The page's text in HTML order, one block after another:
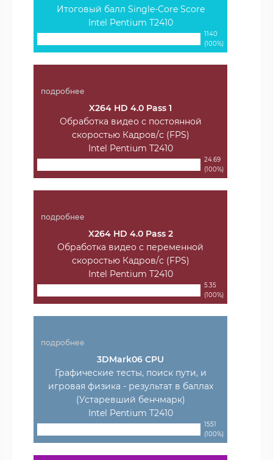
Итоговый балл Single-Core Score
Intel Pentium T2410
1140
(100%)
подробнее
X264 HD 4.0 Pass 1
Обработка видео с постоянной
скоростью Кадров/с (FPS)
Intel Pentium T2410
24.69
(100%)
подробнее
X264 HD 4.0 Pass 2
Обработка видео с переменной
скоростью Кадров/с (FPS)
Intel Pentium T2410
5.35
(100%)
подробнее
3DMark06 CPU
Графические тесты, поиск пути, и
игровая физика - результат в баллах
(Устаревший бенчмарк)
Intel Pentium T2410
1551
(100%)